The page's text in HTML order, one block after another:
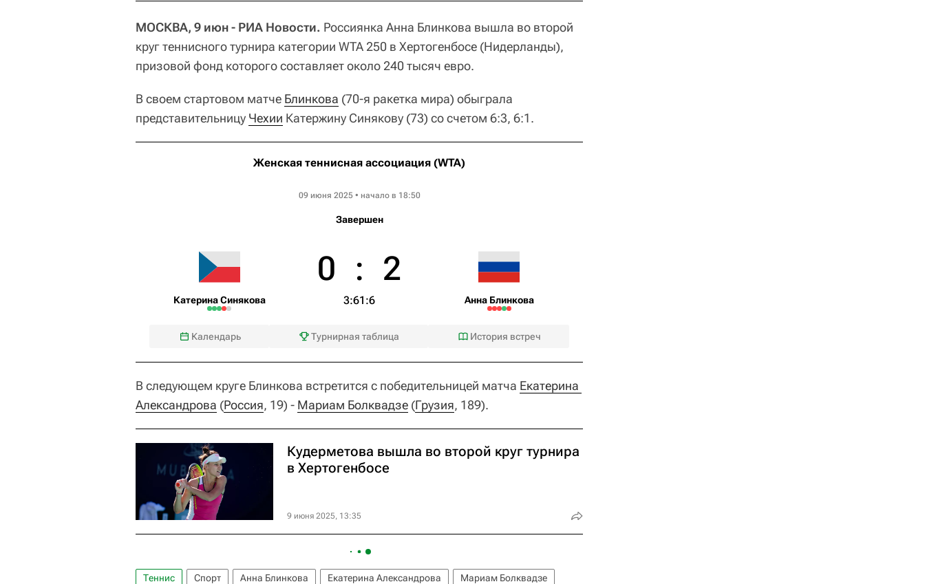
МОСКВА, 9 июн - РИА Новости. Россиянка Анна Блинкова вышла во второй
круг теннисного турнира категории WTA 250 в Хертогенбосе (Нидерланды),
призовой фонд которого составляет около 240 тысяч евро.
В своем стартовом матче Блинкова (70-я ракетка мира) обыграла
представительницу Чехии Катержину Синякову (73) со счетом 6:3, 6:1.
Женская теннисная ассоциация (WTA)
09 июня 2025 • начало в 18:50
Завершен
Катерина Синякова
0 : 2
3:61:6 Анна Блинкова
Календарь Турнирная таблица История встреч
В следующем круге Блинкова встретится с победительницей матча Екатерина
Александрова (Россия, 19) - Мариам Болквадзе (Грузия, 189).
Кудерметова вышла во второй круг турнира
в Хертогенбосе
9 июня 2025, 13:35
Теннис Спорт Анна Блинкова Екатерина Александрова
Мариам Болквадзе